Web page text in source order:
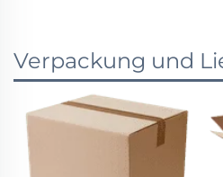
Verpackung und